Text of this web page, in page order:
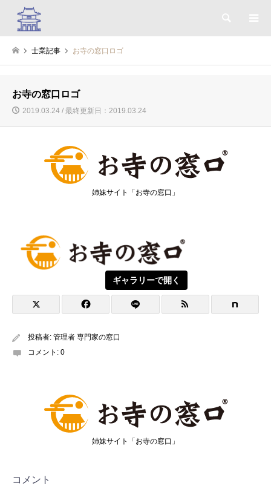
士業記事 お寺の窓口ロゴ
お寺の窓口ロゴ
2019.03.24 / 最終更新日：2019.03.24
姉妹サイト「お寺の窓口」
ギャラリーで開く
投稿者: 管理者 専門家の窓口
コメント: 0
姉妹サイト「お寺の窓口」
コメント